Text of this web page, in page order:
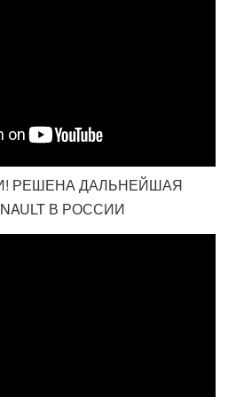
РЕШЕНА ДАЛЬНЕЙШАЯ
В РОССИИ